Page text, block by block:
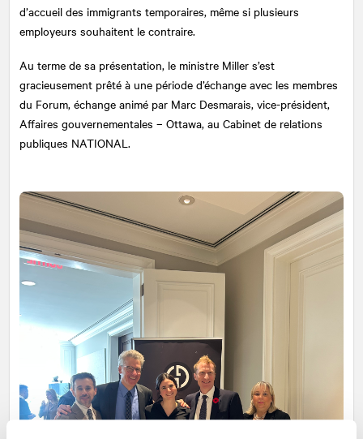
d’accueil des immigrants temporaires, même si plusieurs
employeurs souhaitent le contraire.
Au terme de sa présentation, le ministre Miller s’est
gracieusement prêté à une période d’échange avec les membres
du Forum, échange animé par Marc Desmarais, vice-président,
Affaires gouvernementales – Ottawa, au Cabinet de relations
publiques NATIONAL .